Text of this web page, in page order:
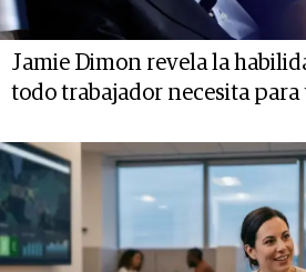
Jamie Dimon revela la
todo trabajador necesita